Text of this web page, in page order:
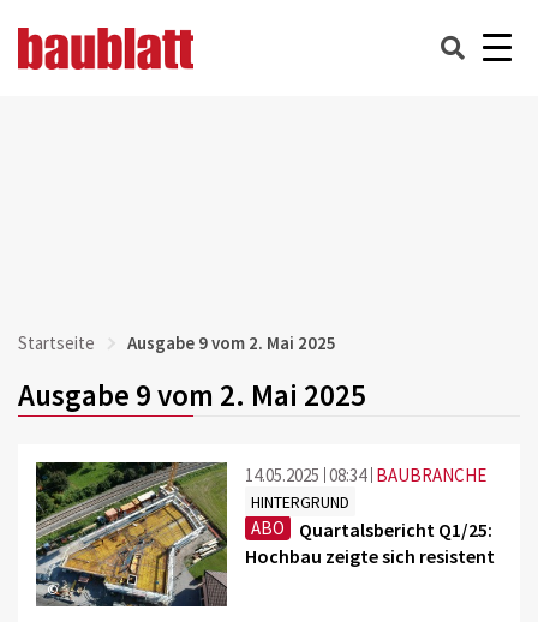
Startseite Ausgabe 9 vom 2. Mai 2025
Ausgabe 9 vom 2. Mai 2025
©
14.05.2025 08:34 BAUBRANCHE
HINTERGRUND
ABO
Quartalsbericht Q1/25:
Hochbau zeigte sich resistent